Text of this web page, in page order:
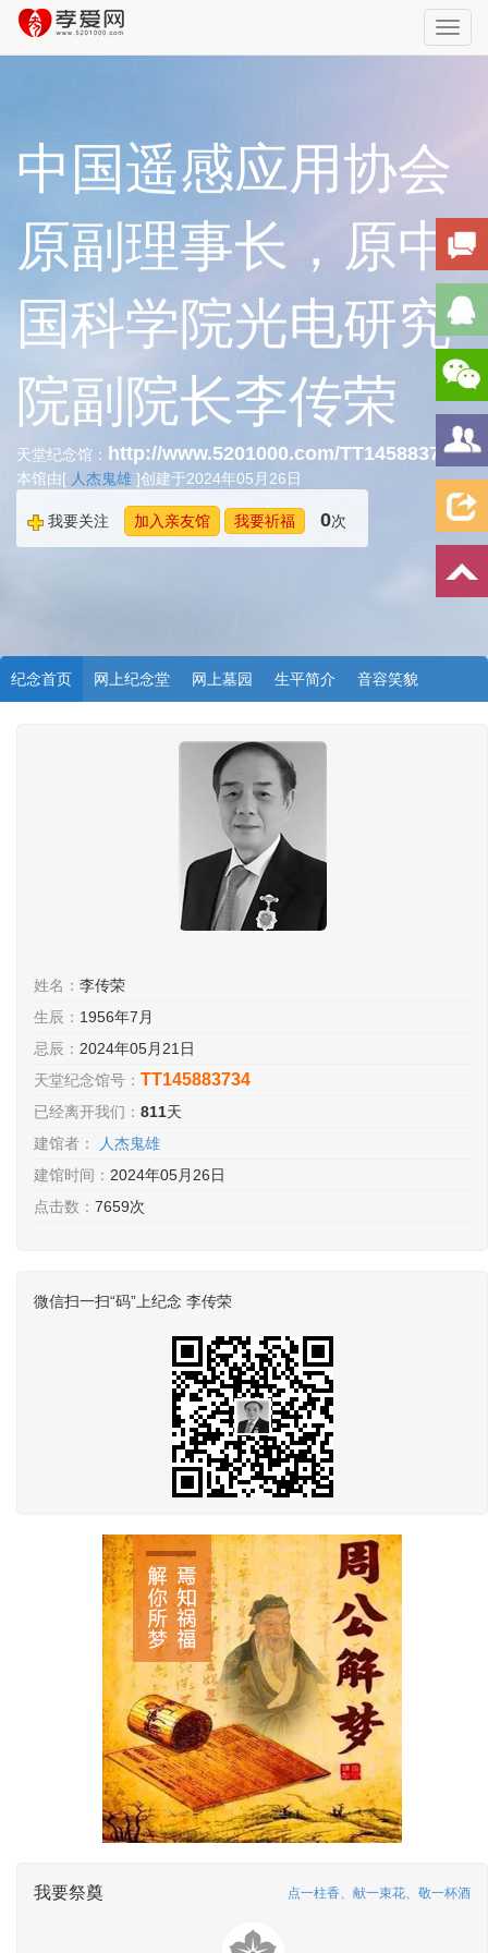
中国遥感应用协会
原副理事长，原中
国科学院光电研究
院副院长李传荣
天堂纪念馆： http://www.5201000.com/TT145883734
本馆由[ 人杰鬼雄 ]创建于2024年05月26日
我要关注 加入亲友馆 我要祈福 0次
纪念首页 网上纪念堂 网上墓园 生平简介 音容笑貌
姓名： 李传荣
生辰： 1956年7月
忌辰： 2024年05月21日
天堂纪念馆号： TT145883734
已经离开我们： 811天
建馆者：
人杰鬼雄
建馆时间： 2024年05月26日
点击数： 7659次
微信扫一扫“码”上纪念 李传荣
我要祭奠 点一柱香、献一束花、敬一杯酒